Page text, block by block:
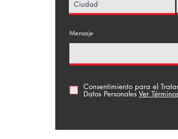
Mensaje
Consentimiento para el
Datos Personales Ver